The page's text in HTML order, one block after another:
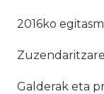
2016ko
Galderak eta